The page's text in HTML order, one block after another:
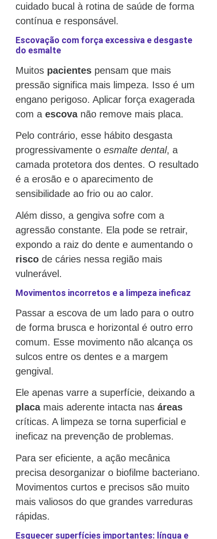
cuidado bucal à rotina de saúde de forma
contínua e responsável.
Escovação com força excessiva e desgaste
do esmalte
Muitos pacientes pensam que mais
pressão significa mais limpeza. Isso é um
engano perigoso. Aplicar força exagerada
com a escovanão remove mais placa.
Pelo contrário, esse hábito desgasta
progressivamente o esmalte dental, a
camada protetora dos dentes. O resultado
é a erosão e o aparecimento de
sensibilidade ao frio ou ao calor.
Além disso, a gengiva sofre com a
agressão constante. Ela pode se retrair,
expondo a raiz do dente e aumentando o
risco de cáries nessa região mais
vulnerável.
Movimentos incorretos e a limpeza ineficaz
Passar a escova de um lado para o outro
de forma brusca e horizontal é outro erro
comum. Esse movimento não alcança os
sulcos entre os dentes e a margem
gengival.
Ele apenas varre a superfície, deixando a
placamais aderente intacta nas áreas
críticas. A limpeza se torna superficial e
ineficaz na prevenção de problemas.
Para ser eficiente, a ação mecânica
precisa desorganizar o biofilme bacteriano.
Movimentos curtos e precisos são muito
mais valiosos do que grandes varreduras
rápidas.
Esquecer superfícies importantes: língua e